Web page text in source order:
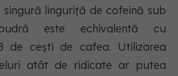
singură linguriță de cofeină sub
este echivalentă cu
de cești de cafea. Utilizarea
atât de ridicate ar putea